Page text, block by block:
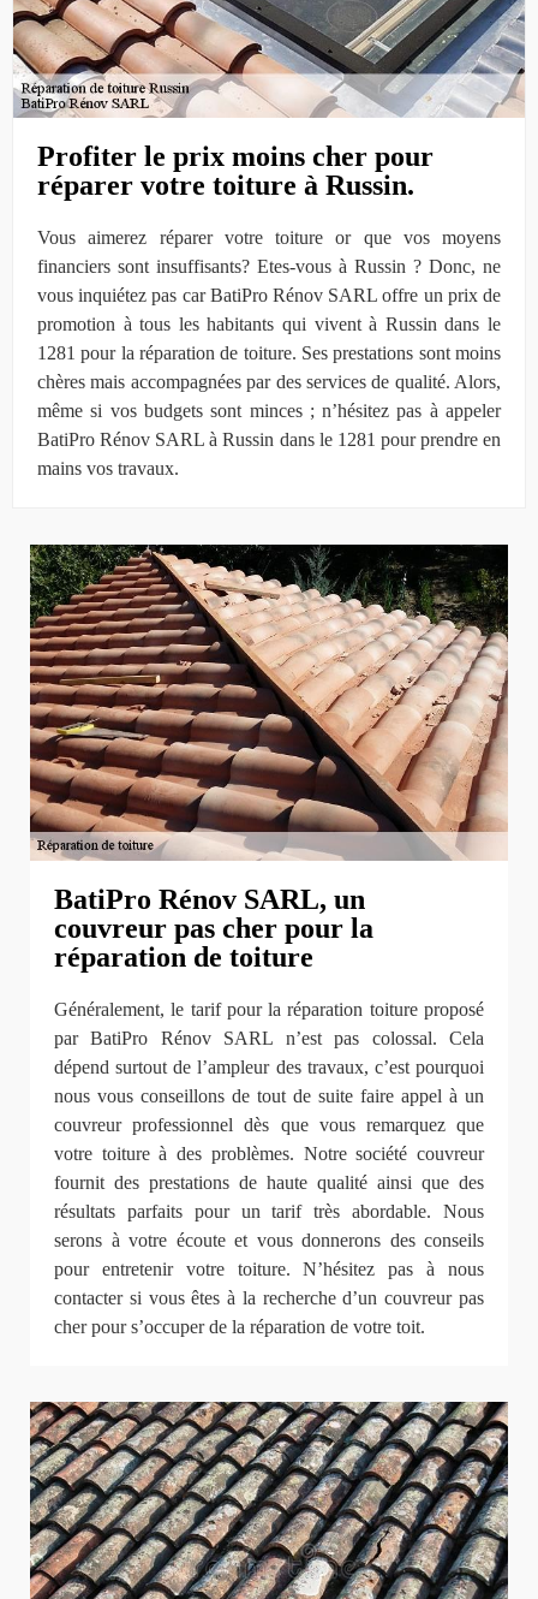
Profiter le prix moins cher pour
réparer votre toiture à Russin.
Vous aimerez réparer votre toiture or que vos moyens
financiers sont insuffisants? Etes-vous à Russin ? Donc, ne
vous inquiétez pas car BatiPro Rénov SARL offre un prix de
promotion à tous les habitants qui vivent à Russin dans le
1281 pour la réparation de toiture. Ses prestations sont moins
chères mais accompagnées par des services de qualité. Alors,
même si vos budgets sont minces ; n’hésitez pas à appeler
BatiPro Rénov SARL à Russin dans le 1281 pour prendre en
mains vos travaux.
BatiPro Rénov SARL, un
couvreur pas cher pour la
réparation de toiture
Généralement, le tarif pour la réparation toiture proposé
par BatiPro Rénov SARL n’est pas colossal. Cela
dépend surtout de l’ampleur des travaux, c’est pourquoi
nous vous conseillons de tout de suite faire appel à un
couvreur professionnel dès que vous remarquez que
votre toiture à des problèmes. Notre société couvreur
fournit des prestations de haute qualité ainsi que des
résultats parfaits pour un tarif très abordable. Nous
serons à votre écoute et vous donnerons des conseils
pour entretenir votre toiture. N’hésitez pas à nous
contacter si vous êtes à la recherche d’un couvreur pas
cher pour s’occuper de la réparation de votre toit.